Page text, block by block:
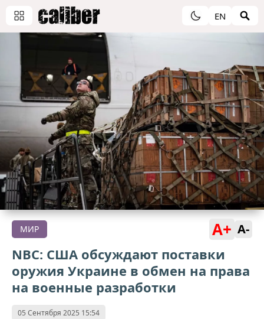
EN
МИР A+ A-
NBC: США обсуждают поставки
оружия Украине в обмен на права
на военные разработки
05 Сентября 2025 15:54